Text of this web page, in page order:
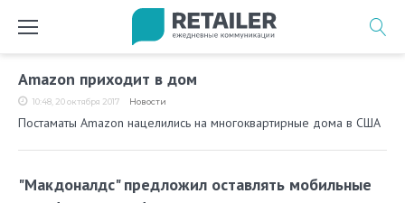
Метка:
фото
Amazon приходит в дом
10:48, 20 октября 2017 Новости
Постаматы Amazon нацелились на многоквартирные дома в США
"Макдоналдс" предложил оставлять мобильные